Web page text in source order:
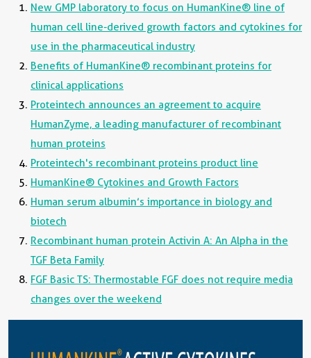
New GMP laboratory to focus on HumanKine® line of
human cell line-derived growth factors and cytokines for
use in the pharmaceutical industry
Benefits of HumanKine® recombinant proteins for
clinical applications
Proteintech announces an agreement to acquire
HumanZyme, a leading manufacturer of recombinant
human proteins
Proteintech's recombinant proteins product line
HumanKine® Cytokines and Growth Factors
Human serum albumin’s importance in biology and
biotech
Recombinant human protein Activin A: An Alpha in the
TGF Beta Family
FGF Basic TS: Thermostable FGF does not require media
changes over the weekend